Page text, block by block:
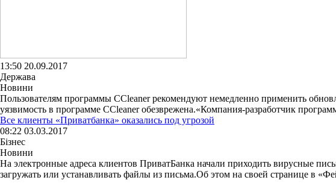
13:50 20.09.2017
Держава
Новини
Пользователям программы CCleaner рекомендуют немедленно применить
уязвимость в программе CCleaner обезврежена.«Компания-разработчик
Все клиенты «Приватбанка» оказались под угрозой
08:22 03.03.2017
Бізнес
Новини
На электронные адреса клиентов ПриватБанка начали приходить вирусные
загружать или устанавливать файлы из письма.Об этом на своей странице в